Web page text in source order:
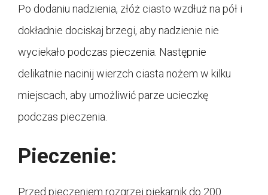
Po dodaniu nadzienia, złóż ciasto wzdłuż na pół i
dokładnie dociskaj brzegi, aby nadzienie nie
wyciekało podczas pieczenia. Następnie
delikatnie nacinij wierzch ciasta nożem w kilku
miejscach, aby umożliwić parze ucieczkę
podczas pieczenia.
Pieczenie:
Przed pieczeniem rozgrzej piekarnik do 200